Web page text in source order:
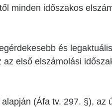
minden időszakos
és
első elszámolási
(Áfa tv. 297. §), az